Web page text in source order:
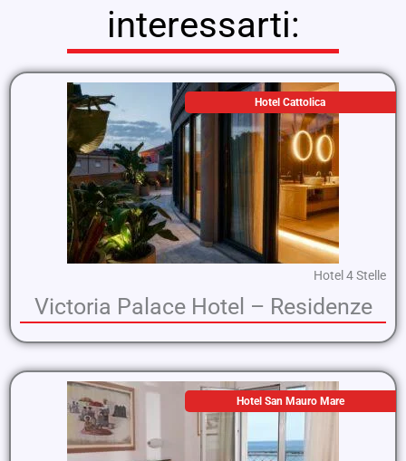
interessarti:
Hotel Cattolica
Hotel 4 Stelle
Victoria Palace Hotel – Residenze
Hotel San Mauro Mare